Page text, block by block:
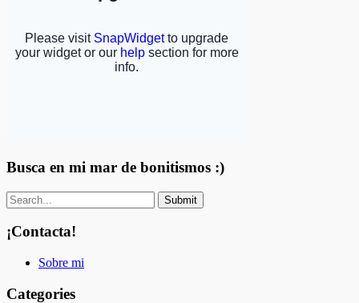
Busca en mi mar de bonitismos :)
¡Contacta!
Sobre mi
Categories